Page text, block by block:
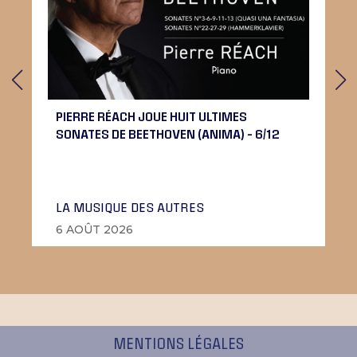
PIERRE RÉACH JOUE HUIT ULTIMES
SONATES DE BEETHOVEN (ANIMA) – 6/12
LA MUSIQUE DES AUTRES
6 AOÛT 2026
MENTIONS LÉGALES